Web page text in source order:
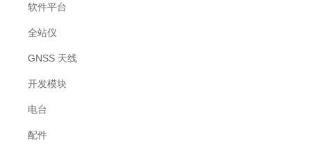
软件平台
全站仪
GNSS 天线
开发模块
电台
配件